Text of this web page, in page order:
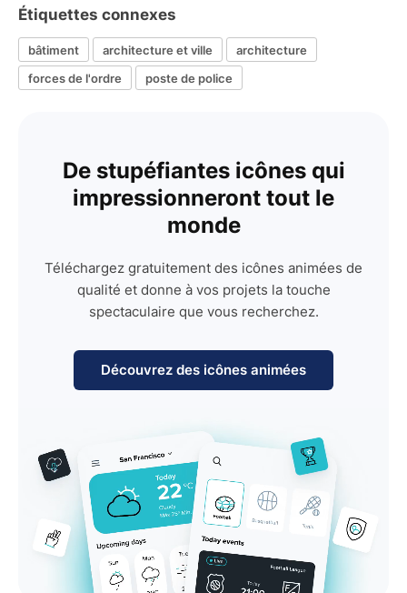
Étiquettes connexes
bâtiment architecture et ville
architecture
forces de l'ordre
poste de police
De stupéfiantes icônes qui
impressionneront tout le
monde
Téléchargez gratuitement des icônes animées de
qualité et donne à vos projets la touche
spectaculaire que vous recherchez.
Découvrez des icônes animées